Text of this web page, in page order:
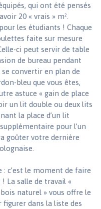
qui ont été pensés
20 « vrais » m².
les étudiants ! Chaque
faite sur mesure
ci peut servir de table
de bureau pendant
se convertir en plan de
bleu que vous êtes,
astuce « gain de place
un lit double ou deux lits
la place d’un lit
pour l’un
goûter votre dernière
: c’est le moment de faire
La salle de travail «
naturel » vous offre le
dans la liste des